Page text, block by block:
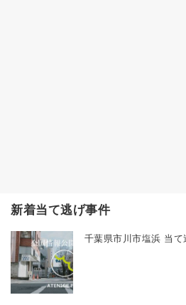
新着当て逃げ事件
千葉県市川市塩浜 当て